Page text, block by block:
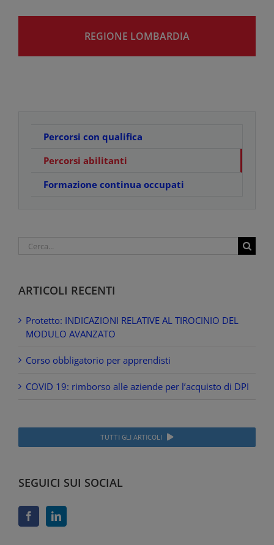
REGIONE LOMBARDIA
Percorsi con qualifica
Percorsi abilitanti
Formazione continua occupati
Cerca
ARTICOLI RECENTI
Protetto: INDICAZIONI RELATIVE AL TIROCINIO DEL
MODULO AVANZATO
Corso obbligatorio per apprendisti
COVID 19: rimborso alle aziende per l’acquisto di DPI
TUTTI GLI ARTICOLI
SEGUICI SUI SOCIAL